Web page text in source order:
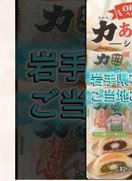
5段階評価をつけてく
★
★★
★★★
★★★★
★★★★★
内容をご確認の上、
タンから送信ください